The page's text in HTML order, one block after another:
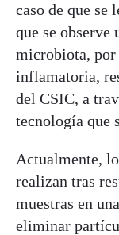
caso de que se
que se observe
microbiota, por
inflamatoria,
del CSIC, a
tecnología que
Actualmente,
realizan tras
muestras en
eliminar